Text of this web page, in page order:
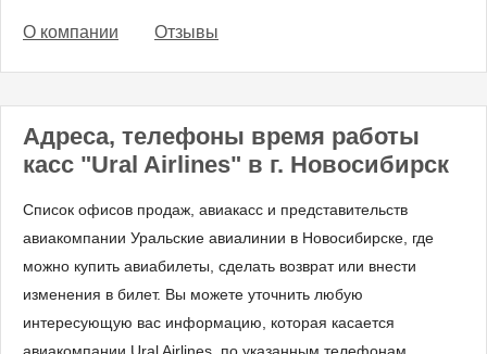
О компании Отзывы
Адреса, телефоны время работы
касс "Ural Airlines" в г. Новосибирск
Список офисов продаж, авиакасс и представительств
авиакомпании Уральские авиалинии в Новосибирске, где
можно купить авиабилеты, сделать возврат или внести
изменения в билет. Вы можете уточнить любую
интересующую вас информацию, которая касается